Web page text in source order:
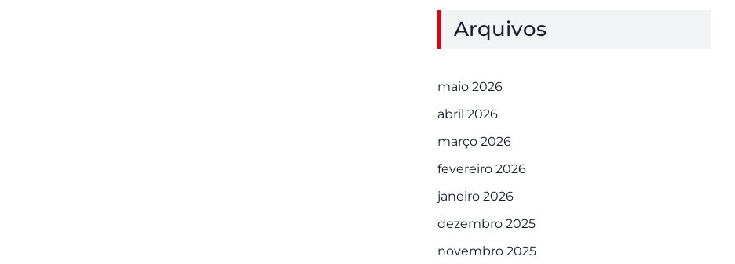
Arquivos
maio 2026
abril 2026
março 2026
fevereiro 2026
janeiro 2026
dezembro 2025
novembro 2025